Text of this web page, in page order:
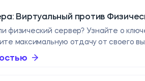
Виртуальный против
физический сервер? Узнайте о
максимальную отдачу от своего